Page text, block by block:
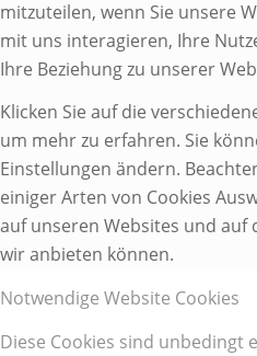
mitzuteilen, wenn Sie unsere
mit uns interagieren, Ihre
Ihre Beziehung zu unserer
Klicken Sie auf die
um mehr zu erfahren. Sie
Einstellungen ändern.
einiger Arten von Cookies
auf unseren Websites und auf
wir anbieten können.
Notwendige Website Cookies
Diese Cookies sind unbedingt